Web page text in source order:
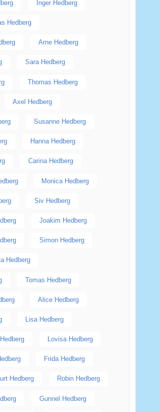
Inger Hedberg
Hedberg
Arne Hedberg
Sara Hedberg
Thomas Hedberg
Axel Hedberg
Susanne Hedberg
Hanna Hedberg
Carina Hedberg
Monica Hedberg
Siv Hedberg
Joakim Hedberg
Simon Hedberg
Hedberg
Tomas Hedberg
Alice Hedberg
Lisa Hedberg
Lovisa Hedberg
Frida Hedberg
Hedberg Robin Hedberg
Gunnel Hedberg